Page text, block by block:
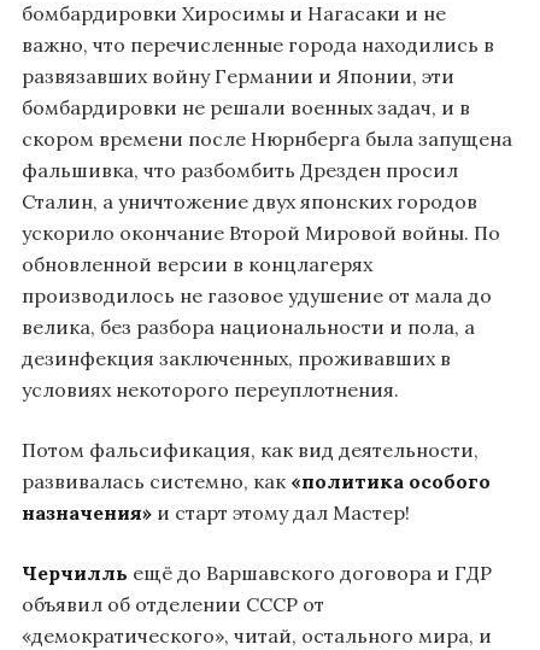
бомбардировки Хиросимы и Нагасаки и не
важно, что перечисленные города находились в
развязавших войну Германии и Японии, эти
бомбардировки не решали военных задач, и в
скором времени после Нюрнберга была запущена
фальшивка, что разбомбить Дрезден просил
Сталин, а уничтожение двух японских городов
ускорило окончание Второй Мировой войны. По
обновленной версии в концлагерях
производилось не газовое удушение от мала до
велика, без разбора национальности и пола, а
дезинфекция заключенных, проживавших в
условиях некоторого переуплотнения.
Потом фальсификация, как вид деятельности,
развивалась системно, как «политика особого
назначения» и старт этому дал Мастер!
Черчилль ещё до Варшавского договора и ГДР
объявил об отделении СССР от
«демократического», читай, остального мира, и